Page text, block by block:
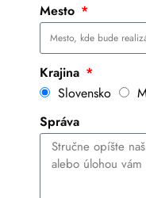
Mesto
Krajina
Slovensko
Správa